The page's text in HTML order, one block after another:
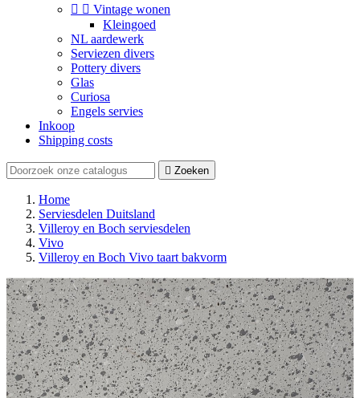
  Vintage wonen
Kleingoed
NL aardewerk
Serviezen divers
Pottery divers
Glas
Curiosa
Engels servies
Inkoop
Shipping costs
 Zoeken
Home
Serviesdelen Duitsland
Villeroy en Boch serviesdelen
Vivo
Villeroy en Boch Vivo taart bakvorm